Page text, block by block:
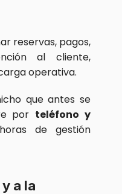
reservas, pagos,
al cliente,
operativa.
que antes se
por teléfono y
de gestión
a la